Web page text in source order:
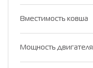
Вместимость ковша
Мощность двигателя